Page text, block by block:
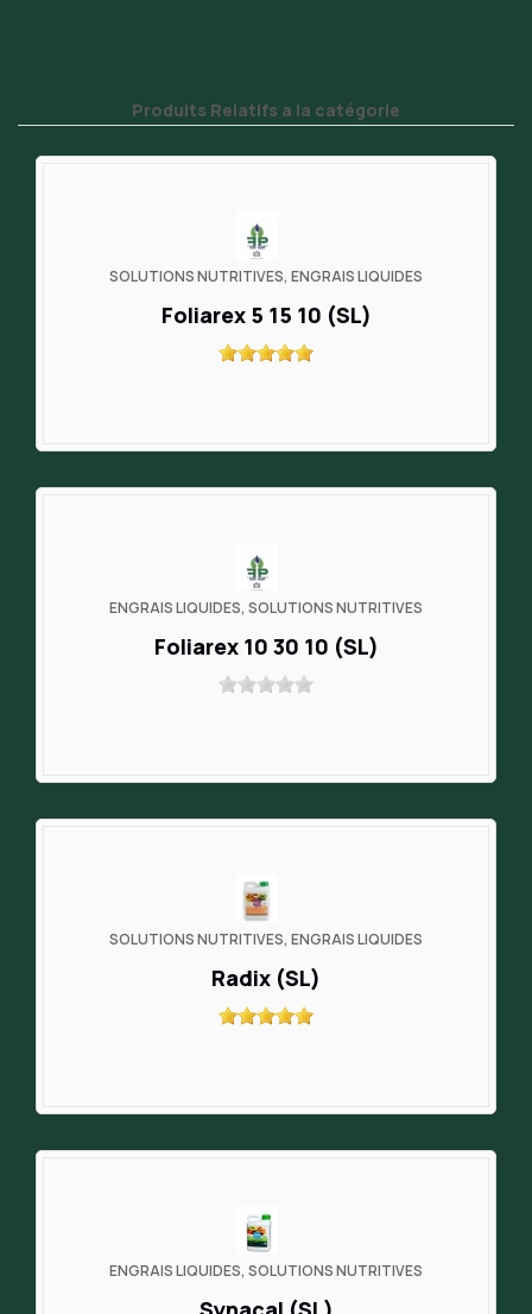
Produits Relatifs a la catégorie
SOLUTIONS NUTRITIVES, ENGRAIS LIQUIDES
Foliarex 5 15 10 (SL)
ENGRAIS LIQUIDES, SOLUTIONS NUTRITIVES
Foliarex 10 30 10 (SL)
SOLUTIONS NUTRITIVES, ENGRAIS LIQUIDES
Radix (SL)
ENGRAIS LIQUIDES, SOLUTIONS NUTRITIVES